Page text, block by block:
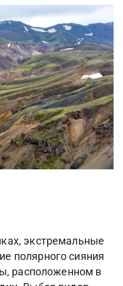
экстремальные
полярного сияния
расположенном в